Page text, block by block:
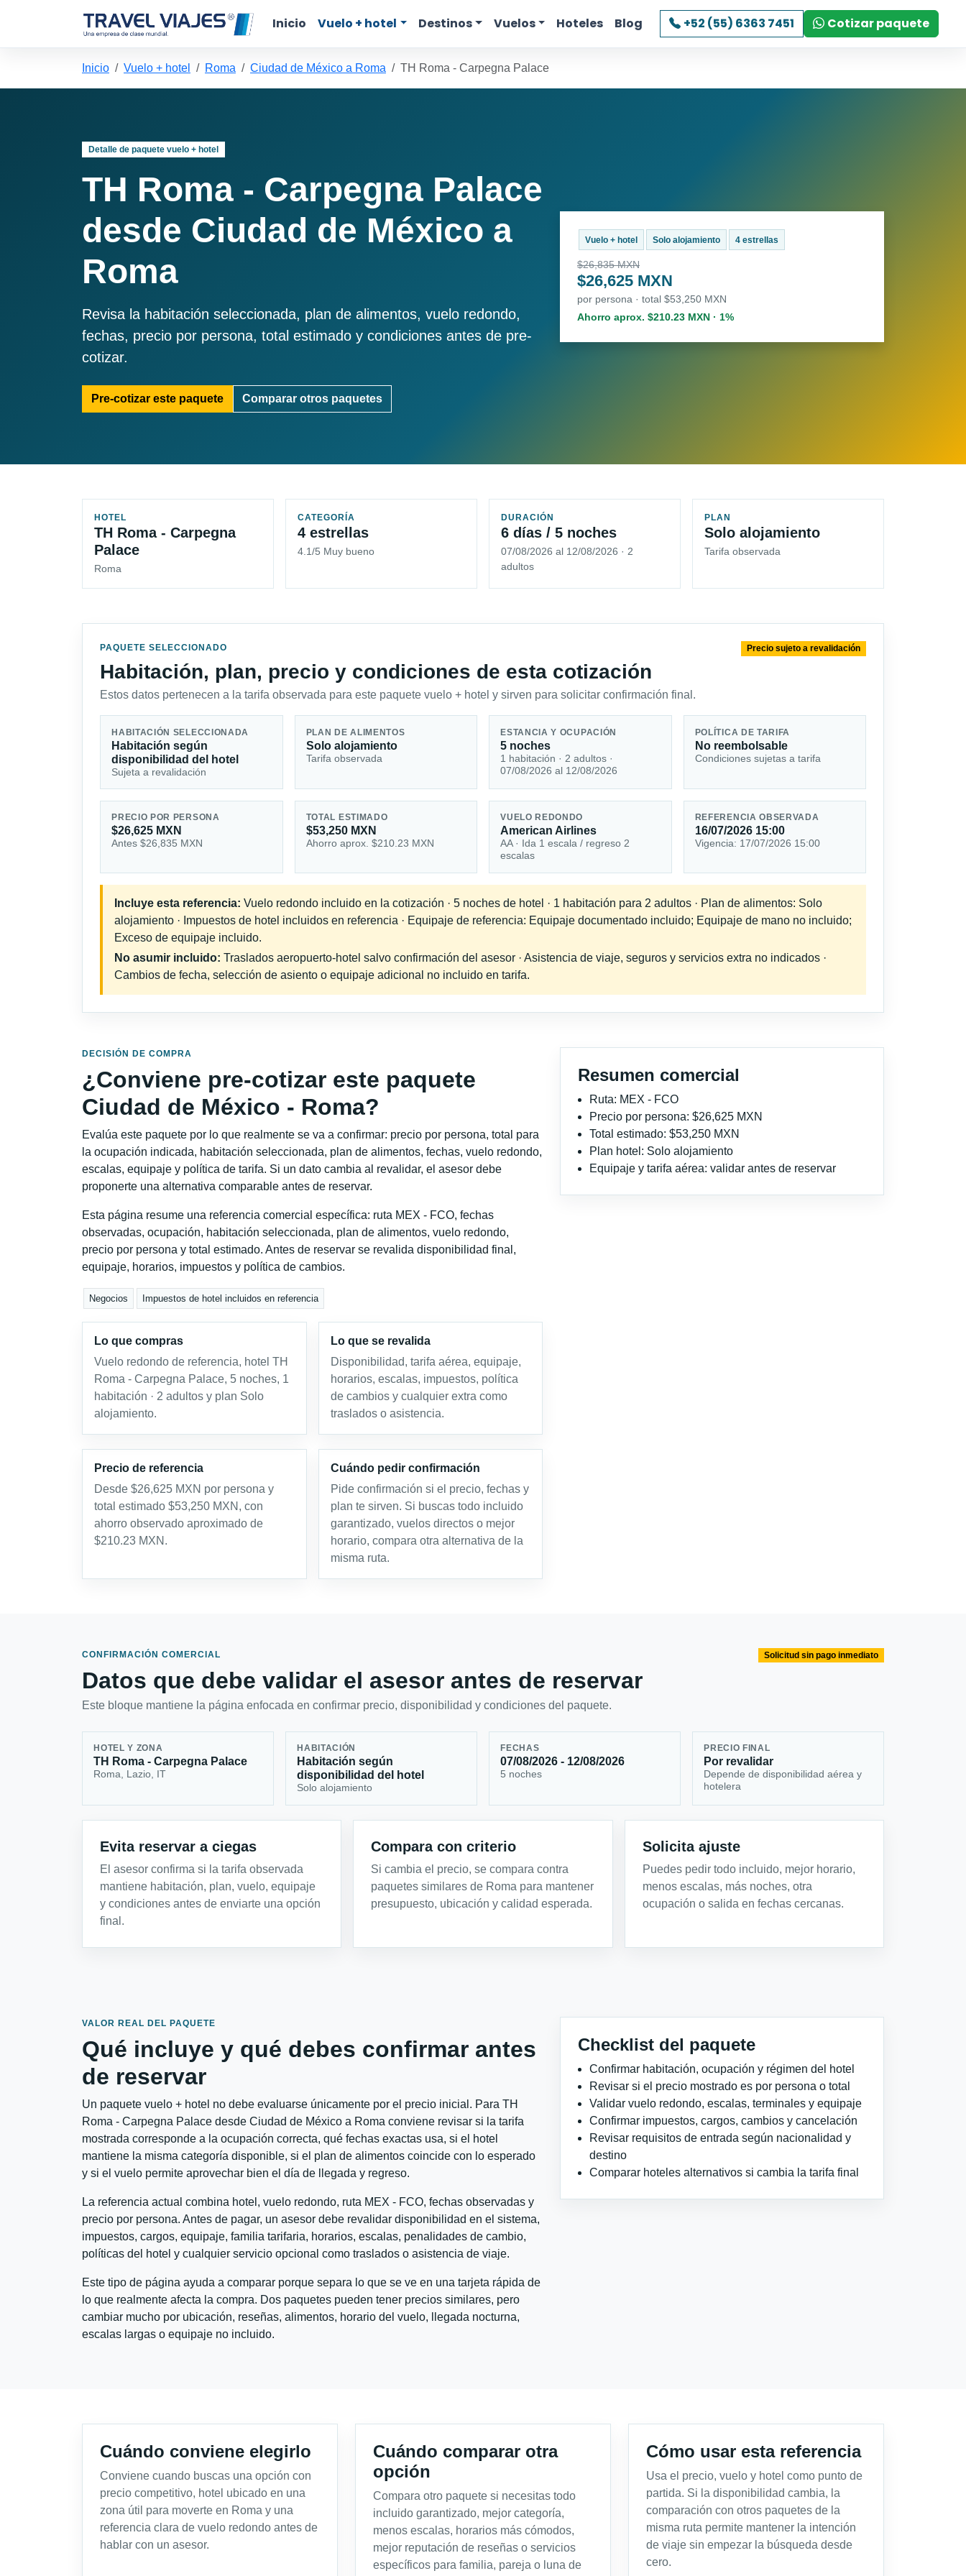
Inicio Vuelo + hotel Destinos Vuelos Hoteles Blog +52 (55) 6363 7451 Cotizar paquete
Inicio Vuelo + hotel Roma Ciudad de México a Roma TH Roma - Carpegna Palace
Detalle de paquete vuelo + hotel
TH Roma - Carpegna Palace
desde Ciudad de México a
Roma
Revisa la habitación seleccionada, plan de alimentos, vuelo redondo,
fechas, precio por persona, total estimado y condiciones antes de pre-
cotizar.
Pre-cotizar este paquete Comparar otros paquetes
Vuelo + hotel Solo alojamiento 4 estrellas
$26,835 MXN
$26,625 MXN
por persona · total $53,250 MXN
Ahorro aprox. $210.23 MXN · 1%
HOTEL
TH Roma - Carpegna
Palace
Roma
CATEGORÍA
4 estrellas
4.1/5 Muy bueno
DURACIÓN
6 días / 5 noches
07/08/2026 al 12/08/2026 · 2
adultos
PLAN
Solo alojamiento
Tarifa observada
PAQUETE SELECCIONADO
Habitación, plan, precio y condiciones de esta cotización
Estos datos pertenecen a la tarifa observada para este paquete vuelo + hotel y sirven para solicitar confirmación final.
Precio sujeto a revalidación
HABITACIÓN SELECCIONADA
Habitación según
disponibilidad del hotel
Sujeta a revalidación
PLAN DE ALIMENTOS
Solo alojamiento
Tarifa observada
ESTANCIA Y OCUPACIÓN
5 noches
1 habitación · 2 adultos ·
07/08/2026 al 12/08/2026
POLÍTICA DE TARIFA
No reembolsable
Condiciones sujetas a tarifa
PRECIO POR PERSONA
$26,625 MXN
Antes $26,835 MXN
TOTAL ESTIMADO
$53,250 MXN
Ahorro aprox. $210.23 MXN
VUELO REDONDO
American Airlines
AA · Ida 1 escala / regreso 2
escalas
REFERENCIA OBSERVADA
16/07/2026 15:00
Vigencia: 17/07/2026 15:00
Incluye esta referencia: Vuelo redondo incluido en la cotización · 5 noches de hotel · 1 habitación para 2 adultos · Plan de alimentos: Solo
alojamiento · Impuestos de hotel incluidos en referencia · Equipaje de referencia: Equipaje documentado incluido; Equipaje de mano no incluido;
Exceso de equipaje incluido.
No asumir incluido: Traslados aeropuerto-hotel salvo confirmación del asesor · Asistencia de viaje, seguros y servicios extra no indicados ·
Cambios de fecha, selección de asiento o equipaje adicional no incluido en tarifa.
DECISIÓN DE COMPRA
¿Conviene pre-cotizar este paquete
Ciudad de México - Roma?
Evalúa este paquete por lo que realmente se va a confirmar: precio por persona, total para
la ocupación indicada, habitación seleccionada, plan de alimentos, fechas, vuelo redondo,
escalas, equipaje y política de tarifa. Si un dato cambia al revalidar, el asesor debe
proponerte una alternativa comparable antes de reservar.
Esta página resume una referencia comercial específica: ruta MEX - FCO, fechas
observadas, ocupación, habitación seleccionada, plan de alimentos, vuelo redondo,
precio por persona y total estimado. Antes de reservar se revalida disponibilidad final,
equipaje, horarios, impuestos y política de cambios.
Negocios Impuestos de hotel incluidos en referencia
Lo que compras
Vuelo redondo de referencia, hotel TH
Roma - Carpegna Palace, 5 noches, 1
habitación · 2 adultos y plan Solo
alojamiento.
Lo que se revalida
Disponibilidad, tarifa aérea, equipaje,
horarios, escalas, impuestos, política
de cambios y cualquier extra como
traslados o asistencia.
Precio de referencia
Desde $26,625 MXN por persona y
total estimado $53,250 MXN, con
ahorro observado aproximado de
$210.23 MXN.
Cuándo pedir confirmación
Pide confirmación si el precio, fechas y
plan te sirven. Si buscas todo incluido
garantizado, vuelos directos o mejor
horario, compara otra alternativa de la
misma ruta.
Resumen comercial
Ruta: MEX - FCO
Precio por persona: $26,625 MXN
Total estimado: $53,250 MXN
Plan hotel: Solo alojamiento
Equipaje y tarifa aérea: validar antes de reservar
CONFIRMACIÓN COMERCIAL
Datos que debe validar el asesor antes de reservar
Este bloque mantiene la página enfocada en confirmar precio, disponibilidad y condiciones del paquete.
Solicitud sin pago inmediato
HOTEL Y ZONA
TH Roma - Carpegna Palace
Roma, Lazio, IT
HABITACIÓN
Habitación según
disponibilidad del hotel
Solo alojamiento
FECHAS
07/08/2026 - 12/08/2026
5 noches
PRECIO FINAL
Por revalidar
Depende de disponibilidad aérea y
hotelera
Evita reservar a ciegas
El asesor confirma si la tarifa observada
mantiene habitación, plan, vuelo, equipaje
y condiciones antes de enviarte una opción
final.
Compara con criterio
Si cambia el precio, se compara contra
paquetes similares de Roma para mantener
presupuesto, ubicación y calidad esperada.
Solicita ajuste
Puedes pedir todo incluido, mejor horario,
menos escalas, más noches, otra
ocupación o salida en fechas cercanas.
VALOR REAL DEL PAQUETE
Qué incluye y qué debes confirmar antes
de reservar
Un paquete vuelo + hotel no debe evaluarse únicamente por el precio inicial. Para TH
Roma - Carpegna Palace desde Ciudad de México a Roma conviene revisar si la tarifa
mostrada corresponde a la ocupación correcta, qué fechas exactas usa, si el hotel
mantiene la misma categoría disponible, si el plan de alimentos coincide con lo esperado
y si el vuelo permite aprovechar bien el día de llegada y regreso.
La referencia actual combina hotel, vuelo redondo, ruta MEX - FCO, fechas observadas y
precio por persona. Antes de pagar, un asesor debe revalidar disponibilidad en el sistema,
impuestos, cargos, equipaje, familia tarifaria, horarios, escalas, penalidades de cambio,
políticas del hotel y cualquier servicio opcional como traslados o asistencia de viaje.
Este tipo de página ayuda a comparar porque separa lo que se ve en una tarjeta rápida de
lo que realmente afecta la compra. Dos paquetes pueden tener precios similares, pero
cambiar mucho por ubicación, reseñas, alimentos, horario del vuelo, llegada nocturna,
escalas largas o equipaje no incluido.
Checklist del paquete
Confirmar habitación, ocupación y régimen del hotel
Revisar si el precio mostrado es por persona o total
Validar vuelo redondo, escalas, terminales y equipaje
Confirmar impuestos, cargos, cambios y cancelación
Revisar requisitos de entrada según nacionalidad y
destino
Comparar hoteles alternativos si cambia la tarifa final
Cuándo conviene elegirlo
Conviene cuando buscas una opción con
precio competitivo, hotel ubicado en una
zona útil para moverte en Roma y una
referencia clara de vuelo redondo antes de
hablar con un asesor.
Cuándo comparar otra
opción
Compara otro paquete si necesitas todo
incluido garantizado, mejor categoría,
menos escalas, horarios más cómodos,
mejor reputación de reseñas o servicios
específicos para familia, pareja o luna de
Cómo usar esta referencia
Usa el precio, vuelo y hotel como punto de
partida. Si la disponibilidad cambia, la
comparación con otros paquetes de la
misma ruta permite mantener la intención
de viaje sin empezar la búsqueda desde
cero.